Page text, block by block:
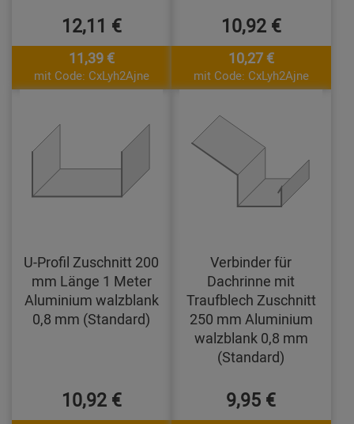
12,11 €
11,39 €
mit Code: CxLyh2Ajne
10,92 €
10,27 €
mit Code: CxLyh2Ajne
U-Profil Zuschnitt 200
mm Länge 1 Meter
Aluminium walzblank
0,8 mm (Standard)
10,92 €
Verbinder für
Dachrinne mit
Traufblech Zuschnitt
250 mm Aluminium
walzblank 0,8 mm
(Standard)
9,95 €